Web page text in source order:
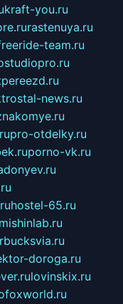
kraft-you.ru
rastenuya.ru
team.ru
news.ru
pro-otdelky.ru
porno-vk.ru
hostel-65.ru
mishinlab.ru
doroga.ru
lovinskix.ru